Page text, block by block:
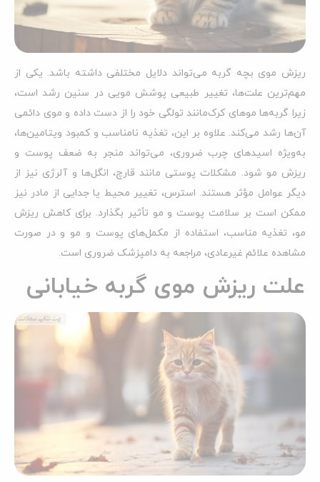
ریزش موی بچه گربه می‌تواند دلایل مختلفی داشته باشد. یکی از
مهم‌ترین علت‌ها، تغییر طبیعی پوشش مویی در سنین رشد است،
زیرا گربه‌ها موهای کرک‌مانند تولگی خود را از دست داده و موی دائمی
آن‌ها رشد می‌کند. علاوه بر این، تغذیه نامناسب و کمبود ویتامین‌ها،
به‌ویژه اسیدهای چرب ضروری، می‌تواند منجر به ضعف پوست و
ریزش مو شود. مشکلات پوستی مانند قارچ، انگل‌ها و آلرژی نیز از
دیگر عوامل مؤثر هستند. استرس، تغییر محیط یا جدایی از مادر نیز
ممکن است بر سلامت پوست و مو تأثیر بگذارد. برای کاهش ریزش
مو، تغذیه مناسب، استفاده از مکمل‌های پوست و مو و در صورت
مشاهده علائم غیرعادی، مراجعه به دامپزشک ضروری است.
علت ریزش موی گربه خیابانی